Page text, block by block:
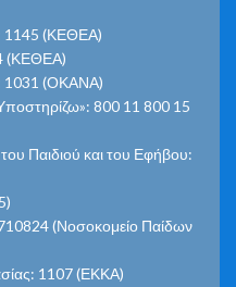
1145 (ΚΕΘΕΑ)
(ΚΕΘΕΑ)
1031 (ΟΚΑΝΑ)
800 11 800 15
Παιδιού και του Εφήβου:
(Νοσοκομείο Παίδων
1107 (ΕΚΚΑ)